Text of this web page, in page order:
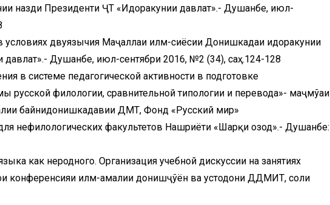
назди Президенти ҶТ «Идоракунии давлатӣ».- Душанбе, июл-
условиях двуязычия Маҷаллаи илмӣ-сиёсии Донишкадаи идоракунии
Душанбе, июл-сентябри 2016, №2 (34), саҳ.124-128
в системе педагогической активности в подготовке
русской филологии, сравнительной типологии и перевода»- маҷмўаи
байнидонишкадавии ДМТ, Фонд «Русский мир»
нефилологических факультетов Нашриёти «Шарқи озод».- Душанбе:
как неродного. Организация учебной дискуссии на занятиях
конференсияи илмӣ-амалии донишҷўён ва устодони ДДМИТ, соли